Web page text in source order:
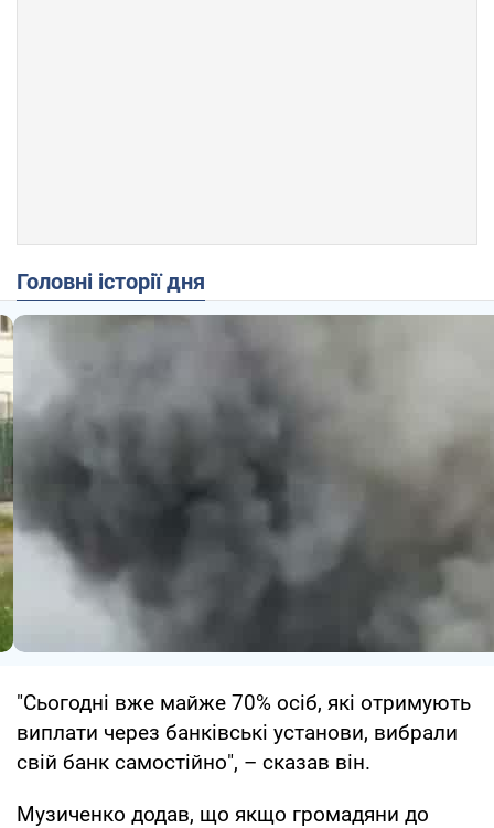
Головні історії дня
"Сьогодні вже майже 70% осіб, які отримують
виплати через банківські установи, вибрали
свій банк самостійно", – сказав він.
Музиченко додав, що якщо громадяни до